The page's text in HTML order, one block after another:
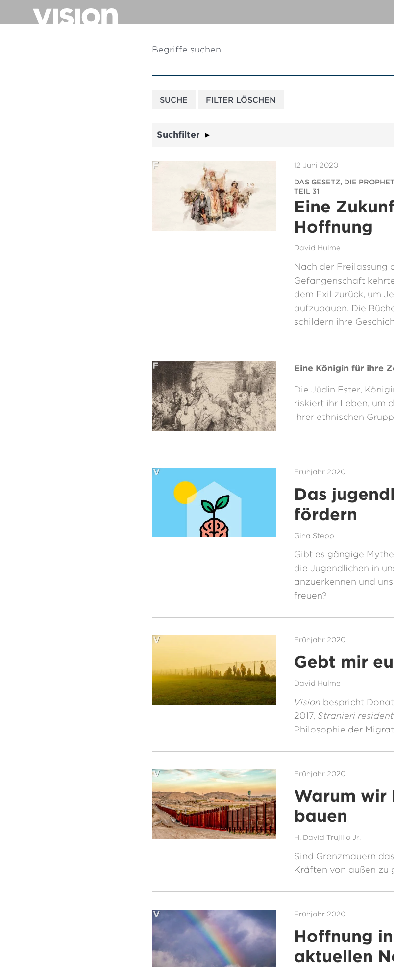
Begriffe suchen
Suchfilter
12 Juni 2020
DAS GESETZ, DIE
TEIL 31
Eine
Hoffnung
David Hulme
Nach der Freilassung
Gefangenschaft
dem Exil zurück, um
aufzubauen. Die
schildern ihre
Eine Königin für ihre
Die Jüdin Ester,
riskiert ihr Leben, um
ihrer ethnischen
Frühjahr 2020
Das
fördern
Gina Stepp
Gibt es gängige
die Jugendlichen in
anzuerkennen und
freuen?
Frühjahr 2020
Gebt mir
David Hulme
Vision bespricht
2017, Stranieri
Philosophie der
Frühjahr 2020
Warum wir
bauen
H. David Trujillo Jr.
Sind Grenzmauern
Kräften von außen zu
Frühjahr 2020
Hoffnung
aktuellen